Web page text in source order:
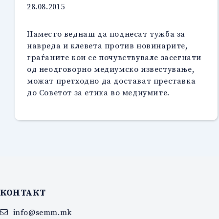
28.08.2015
Наместо веднаш да поднесат тужба за
навреда и клевета против новинарите,
граѓаните кои се почувствувале засегнати
од неодговорно медиумско известување,
можат претходно да достават преставка
до Советот за етика во медиумите.
КОНТАКТ
info@semm.mk